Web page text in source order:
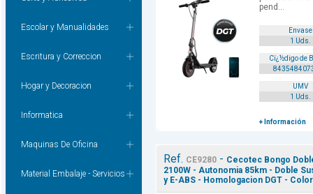
Escolar y Manualidades
Escritura y Correccion
Hogar y Decoracion
Informatica
Maquinas De Oficina
Material Embalaje - Servicios
pend...
Envase
1 Uds.
Cï¿½digo de
UMV
1 Uds.
+ Información
Ref. CE9280- Cecotec Bongo
2100W - Autonomia 85km - Doble
y E-ABS - Homologacion DGT -